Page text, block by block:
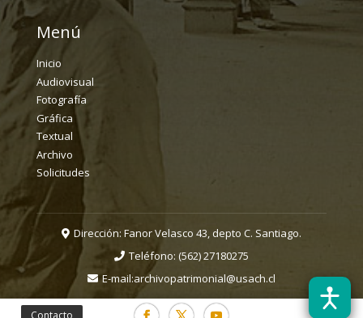
Contacto
Menú
Inicio
Audiovisual
Fotografía
Gráfica
Textual
Archivo
Solicitudes
Dirección: Fanor Velasco 43, depto C. Santiago.
Teléfono: (562) 27180275
E-mail:archivopatrimonial@usach.cl